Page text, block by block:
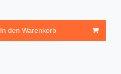
In den Warenkorb